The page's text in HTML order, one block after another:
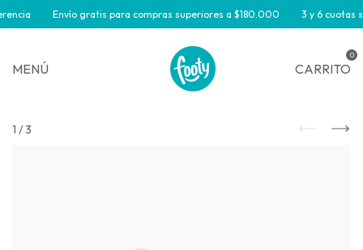
Envío gratis para compras superiores a $180.000 3 y 6 cuotas
MENÚ CARRITO
0
1 /3